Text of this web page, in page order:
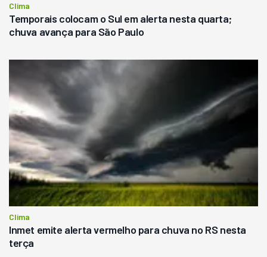
Clima
Temporais colocam o Sul em alerta nesta quarta;
chuva avança para São Paulo
Clima
Inmet emite alerta vermelho para chuva no RS nesta
terça